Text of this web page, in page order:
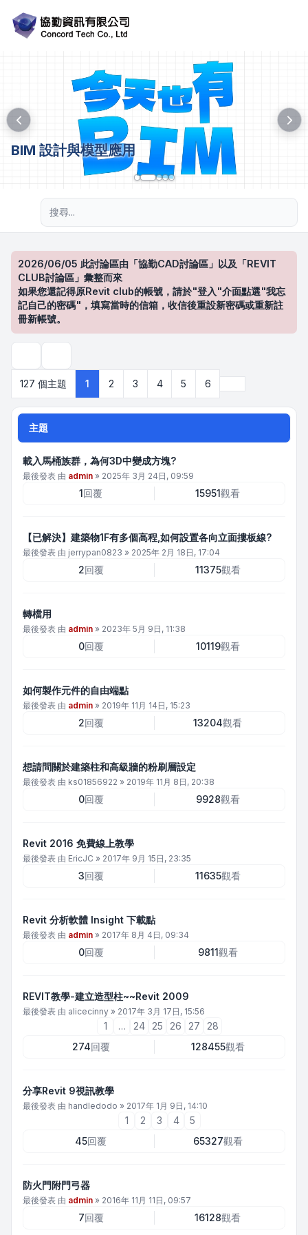
BIM 設計與模型應用
2026/06/05 此討論區由「協勤CAD討論區」以及「REVIT
CLUB討論區」彙整而來
如果您還記得原Revit club的帳號，請於"登入"介面點選"我忘
記自己的密碼"，填寫當時的信箱，收信後重設新密碼或重新註
冊新帳號。
127 個主題
1 2 3 4 5 6
主題
載入馬桶族群，為何3D中變成方塊?
最後發表 由 admin » 2025年 3月 24日, 09:59
1回覆 15951觀看
【已解決】建築物1F有多個高程,如何設置各向立面摟板線?
最後發表 由 jerrypan0823 » 2025年 2月 18日, 17:04
2回覆 11375觀看
轉檔用
最後發表 由 admin » 2023年 5月 9日, 11:38
0回覆 10119觀看
如何製作元件的自由端點
最後發表 由 admin » 2019年 11月 14日, 15:23
2回覆 13204觀看
想請問關於建築柱和高級牆的粉刷層設定
最後發表 由 ks01856922 » 2019年 11月 8日, 20:38
0回覆 9928觀看
Revit 2016 免費線上教學
最後發表 由 EricJC » 2017年 9月 15日, 23:35
3回覆 11635觀看
Revit 分析軟體 Insight 下載點
最後發表 由 admin » 2017年 8月 4日, 09:34
0回覆 9811觀看
REVIT教學-建立造型柱~~Revit 2009
最後發表 由 alicecinny » 2017年 3月 17日, 15:56
1 … 24 25 26 27
28
274回覆 128455觀看
分享Revit 9視訊教學
最後發表 由 handledodo » 2017年 1月 9日, 14:10
1 2 3 4
5
45回覆 65327觀看
防火門附門弓器
最後發表 由 admin » 2016年 11月 11日, 09:57
7回覆 16128觀看